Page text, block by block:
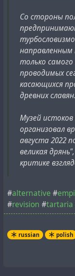
Со стороны
направленным
только
проводимых
касающихся
древних славян.
Музей истоков
организовал
августа 2022
великая
критике
#alternative #
#revision #tartaria
russian polish